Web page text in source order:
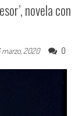
novela con
marzo, 2020 0